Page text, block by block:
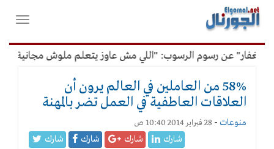
القائمة
الرئيسية
فتح
عن رسوم الرسوب: "اللي مش عاوز يتعلم ملوش مجانية"
58% من العاملين في العالم يرون أن
العلاقات العاطفية في العمل تضر بالمهنة
منوعات - 28 فبراير 2014 10:40 ص
شارك شارك شارك شارك